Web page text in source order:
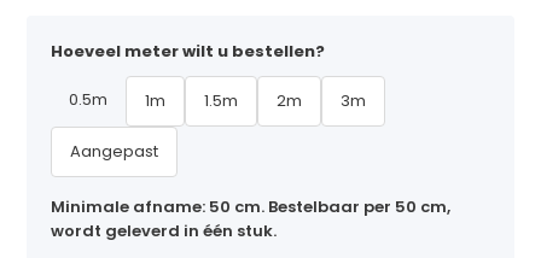
Hoeveel meter wilt u bestellen?
0.5m 1m 1.5m 2m 3m
Aangepast
Minimale afname: 50 cm. Bestelbaar per 50 cm,
wordt geleverd in één stuk.